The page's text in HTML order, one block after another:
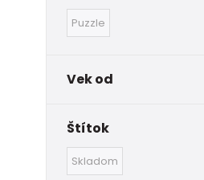
Puzzle
Vek od
Štítok
Skladom